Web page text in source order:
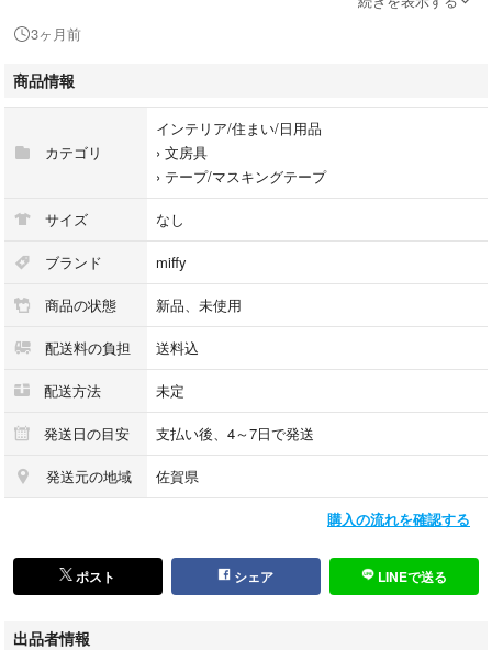
絵本
マスキングテープ
ペン
お気に入りのくまちゃんとおでかけミッフィー
3ヶ月前
商品情報
カテゴリ
インテリア/住まい/日用品
› 文房具
› テープ/マスキングテープ
サイズ なし
ブランド miffy
商品の状態 新品、未使用
配送料の負担 送料込
配送方法 未定
発送日の目安 支払い後、4～7日で発送
発送元の地域 佐賀県
購入の流れを確認する
ポスト シェア LINEで送る
出品者情報